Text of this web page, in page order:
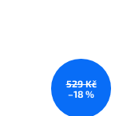
529 Kč
–18 %